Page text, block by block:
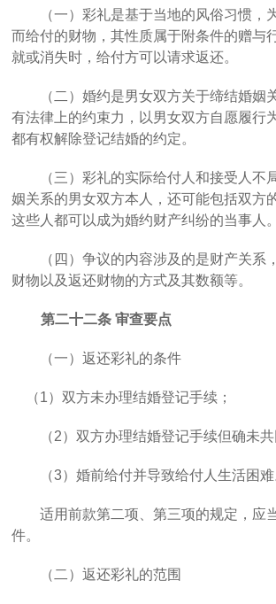
（一）彩礼是基于当地的风俗习惯，
而给付的财物，其性质属于附条件的赠与
就或消失时，给付方可以请求返还。
（二）婚约是男女双方关于缔结婚姻
有法律上的约束力，以男女双方自愿履行
都有权解除登记结婚的约定。
（三）彩礼的实际给付人和接受人不
姻关系的男女双方本人，还可能包括双方
这些人都可以成为婚约财产纠纷的当事人。
（四）争议的内容涉及的是财产关系
财物以及返还财物的方式及其数额等。
第二十二条 审查要点
（一）返还彩礼的条件
（1）双方未办理结婚登记手续；
（2）双方办理结婚登记手续但确未共
（3）婚前给付并导致给付人生活困难
适用前款第二项、第三项的规定，应
件。
（二）返还彩礼的范围